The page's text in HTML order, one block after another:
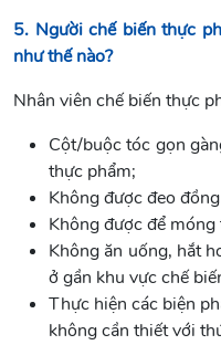
5. Người chế biến thực
như thế nào?
Nhân viên chế biến thực
Cột/buộc tóc gọn
thực phẩm;
Không được đeo
Không được để
Không ăn uống, hắt
ở gần khu vực chế
Thực hiện các biện
không cần thiết với